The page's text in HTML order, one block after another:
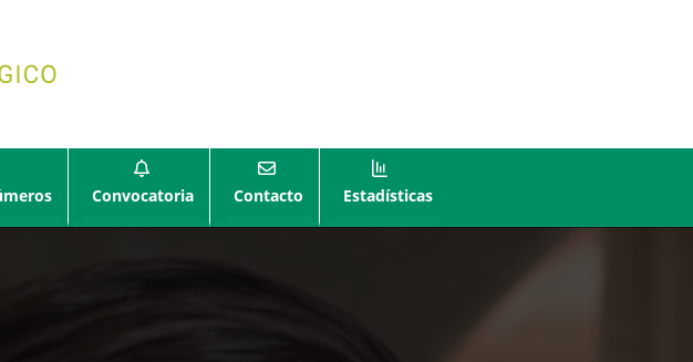
Convocatoria Contacto Estadísticas